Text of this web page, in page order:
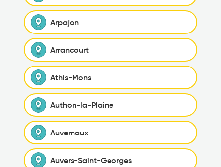
Arpajon
Arrancourt
Athis-Mons
Authon-la-Plaine
Auvernaux
Auvers-Saint-Georges